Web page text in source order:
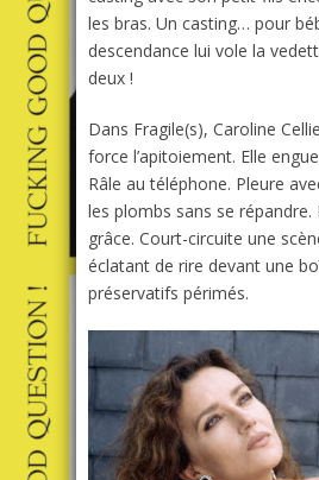
les bras. Un casting… pour
descendance lui vole la
deux !
Dans Fragile(s), Caroline
force l’apitoiement. Elle
Râle au téléphone. Pleure
les plombs sans se répandre.
grâce. Court-circuite une
éclatant de rire devant une
préservatifs périmés.